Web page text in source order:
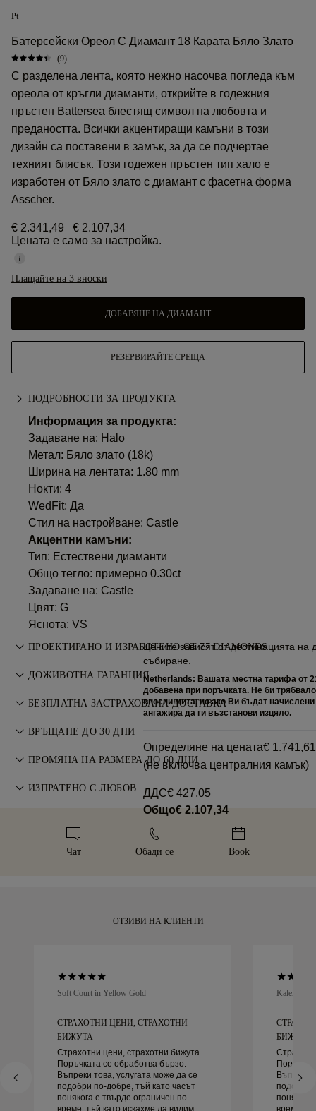
Pt
Батерсейски Ореол С Диамант 18 Карата Бяло Злато
(9)
С разделена лента, която нежно насочва погледа към
ореола от кръгли диаманти, открийте в годежния
пръстен Battersea блестящ символ на любовта и
предаността. Всички акцентиращи камъни в този
дизайн са поставени в замък, за да се подчертае
техният блясък. Този годежен пръстен тип хало е
изработен от Бяло злато с диамант с фасетна форма
Asscher.
€ 2.341,49
€ 2.107,34
Цената е само за настройка.
Цените зависят от дестинацията на
събиране.
Netherlands: Вашата местна тарифа от
добавена при поръчката. Не би
вносни мита, но ако Ви бъдат
ангажира да ги възстанови изцяло.
Определяне на цената€ 1.741,61
(не включва централния камък)
ДДС€ 427,05
Общо€ 2.107,34
Плащайте на 3 вноски
ДОБАВЯНЕ НА ДИАМАНТ
РЕЗЕРВИРАЙТЕ СРЕЩА
ПОДРОБНОСТИ ЗА ПРОДУКТА
Информация за продукта:
Задаване на: Halo
Метал: Бяло злато (18k)
Ширина на лентата: 1.80 mm
Нокти: 4
WedFit: Да
Стил на настройване: Castle
Акцентни камъни:
Тип: Естествени диаманти
Общо тегло: примерно 0.30ct
Задаване на: Castle
Цвят: G
Яснота: VS
ПРОЕКТИРАНО И ИЗРАБОТЕНО ОТ 77 DIAMONDS
Изкуството на бижутерията, усъвършенствано от
майсторите на 77 Diamonds.
ДОЖИВОТНА ГАРАНЦИЯ
Всяка покупка от 77 Diamonds включва доживотна
гаранция за производствени дефекти. Необходимите
ремонти са безплатни. Вижте
БЕЗПЛАТНА ЗАСТРАХОВАНА ДОСТАВКА
Всички пощенски услуги са безплатни, без значение къде
живеете. Ние ще изпратим вашия артикул без риск и
напълно застрахован чрез специалната услуга за доставка
Застраховаме всички наши поръчки, за да избегнем
всякакви проблеми с доставката. За някои артикули с
висока стойност използваме специализирана транспортна
ВРЪЩАНЕ ДО 30 ДНИ
Ако не сте напълно доволни, можете да върнете или
замените покупката в рамките на 30 дни. ВижтеУсловията.
ПРОМЯНА НА РАЗМЕРА ДО 60 ДНИ
За перфектно прилягане 77 Diamonds предлага безплатна
промяна на размера в рамките на 60 дни от доставката.
политиката за размери.
ИЗПРАТЕНО С ЛЮБОВ
Полагаме специална грижа за всяко бижу. Вашият ръчно
изработен артикул пристига в нашата емблематична
Чат Обади се Book
ОТЗИВИ НА КЛИЕНТИ
Soft Court in Yellow Gold
СТРАХОТНИ ЦЕНИ, СТРАХОТНИ
БИЖУТА
Страхотни цени, страхотни бижута.
Поръчката се обработва бързо.
Въпреки това, услугата може да се
подобри по-добре, тъй като часът
понякога е твърде ограничен по
време, тъй като искахме да видим
Kaleida
БИЖУТА
Въпреки
подобри
време,